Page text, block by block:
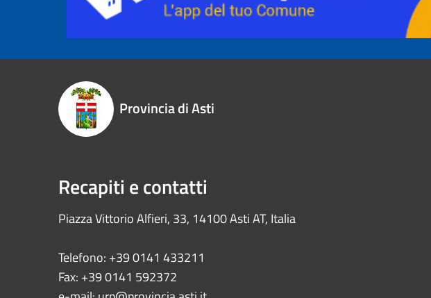
Provincia di Asti
Recapiti e contatti
Piazza Vittorio Alfieri, 33, 14100 Asti AT, Italia
Telefono: +39 0141 433211
Fax: +39 0141 592372